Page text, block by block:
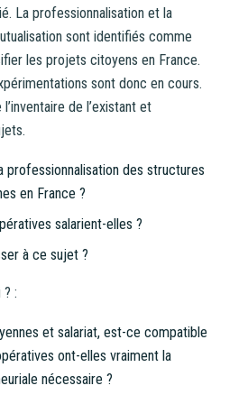
La professionnalisation et la
sont identifiés comme
les projets citoyens en France.
sont donc en cours.
de l’existant et
professionnalisation des structures
en France ?
salarient-elles ?
à ce sujet ?
:
et salariat, est-ce compatible
ont-elles vraiment la
nécessaire ?
VERS COOPHUB